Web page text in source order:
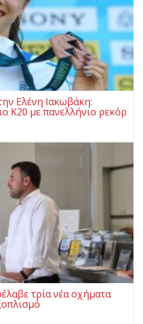
Ελένη Ιακωβάκη:
Κ20 με πανελλήνιο ρεκόρ
τρία νέα οχήματα